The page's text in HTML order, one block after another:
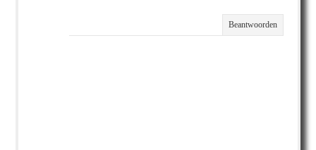
Beantwoorden